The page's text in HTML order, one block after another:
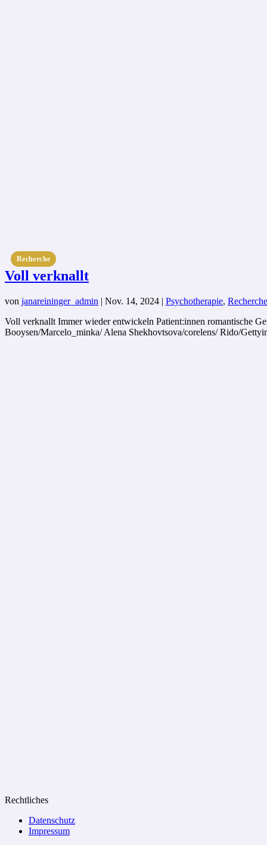
Recherche
Voll verknallt
von janareininger_admin | Nov. 14, 2024 | Psychotherapie,
Voll verknallt Immer wieder entwickeln Patient:innen romantische
Booysen/Marcelo_minka/ Alena Shekhovtsova/corelens/ Rido/
Rechtliches
Datenschutz
Impressum